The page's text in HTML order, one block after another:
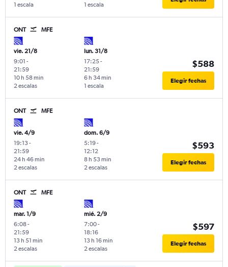
1 escala
1 escala
ONT MFE
vie. 21/8
9:01 -
21:59
2 escalas
10 h 58 min
lun. 31/8
17:25-
21:59
1 escala
6 h 34 min
$588
Elegir fechas
ONT MFE
vie. 4/9
19:13-
21:59
2 escalas
24 h 46 min
dom. 6/9
5:19-
12:12
2 escalas
8 h 53 min
$593
Elegir fechas
ONT MFE
mar. 1/9
6:08-
21:59
2 escalas
13 h 51 min
mié. 2/9
7:00-
18:16
2 escalas
13 h 16 min
$597
Elegir fechas